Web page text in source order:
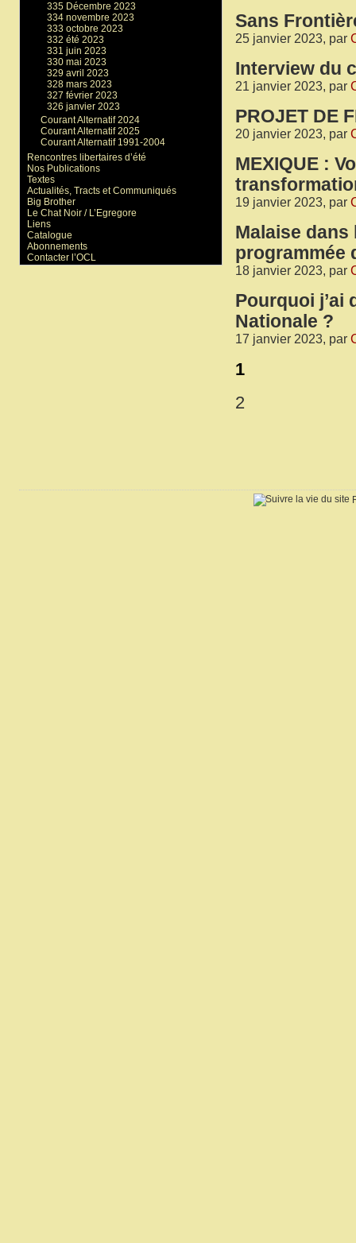
Sans
25 janvier 2023, par
Interview du
21 janvier 2023, par
PROJET DE
20 janvier 2023, par
MEXIQUE :
19 janvier 2023, par
Malaise dans
programmée
18 janvier 2023, par
Pourquoi j’ai
Nationale ?
17 janvier 2023, par
1
2
335 Décembre 2023
334 novembre 2023
333 octobre 2023
332 été 2023
331 juin 2023
330 mai 2023
329 avril 2023
328 mars 2023
327 février 2023
326 janvier 2023
Courant Alternatif 2024
Courant Alternatif 2025
Courant Alternatif 1991-2004
Rencontres libertaires d’été
Nos Publications
Textes
Actualités, Tracts et Communiqués
Big Brother
Le Chat Noir / L’Egregore
Liens
Catalogue
Abonnements
Contacter l’OCL